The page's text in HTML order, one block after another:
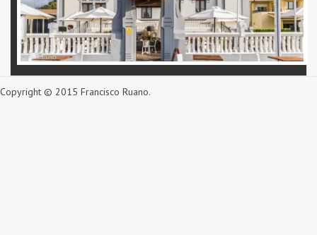
Copyright © 2015 Francisco Ruano.